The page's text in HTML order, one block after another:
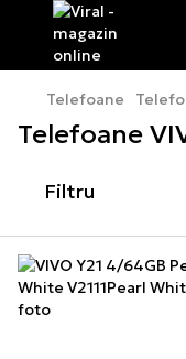
Telefoane
Telefoane
Filtru